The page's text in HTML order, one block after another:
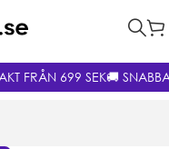
FRÅN 699 SEK🚚